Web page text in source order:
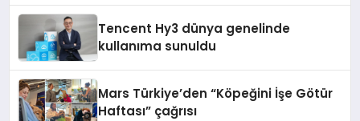
Tencent Hy3 dünya genelinde
kullanıma sunuldu
Mars Türkiye’den “Köpeğini İşe Götür
Haftası” çağrısı